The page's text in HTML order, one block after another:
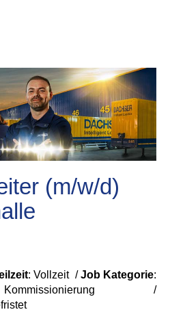
(m/w/d)
: Vollzeit /Job Kategorie:
/